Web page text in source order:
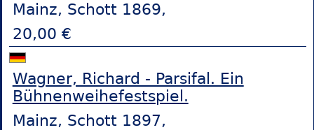
Mainz, Schott 1869,
20,00 €
Wagner, Richard - Parsifal. Ein
Bühnenweihefestspiel.
Mainz, Schott 1897,